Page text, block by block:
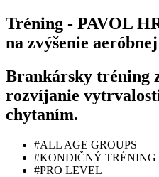
Tréning - PAVOL
na zvýšenie
Brankársky tréning
rozvíjanie
chytaním.
#ALL AGE GROUPS
#KONDIČNÝ TRÉNING
#PRO LEVEL